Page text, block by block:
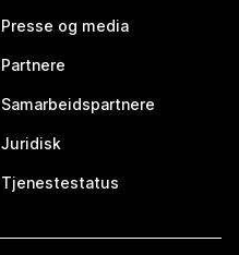
Presse og media
Partnere
Samarbeidspartnere
Juridisk
Tjenestestatus